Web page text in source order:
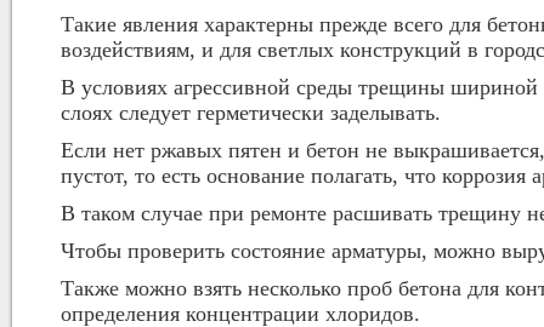
Такие явления характерны прежде всего для
воздействиям, и для светлых конструкций в
В условиях агрессивной среды трещины
слоях следует герметически заделывать.
Если нет ржавых пятен и бетон не
пустот, то есть основание полагать, что коррозия
В таком случае при ремонте расшивать трещину
Чтобы проверить состояние арматуры, можно
Также можно взять несколько проб бетона для
определения концентрации хлоридов.